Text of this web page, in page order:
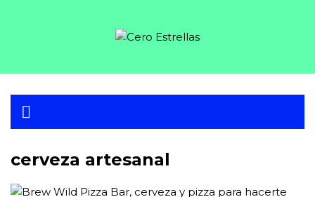
cerveza artesanal